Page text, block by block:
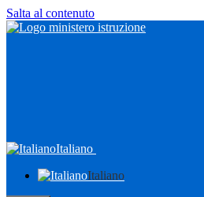
Salta al contenuto
Italiano
Italiano